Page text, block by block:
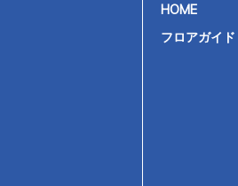
HOME
フロアガイド